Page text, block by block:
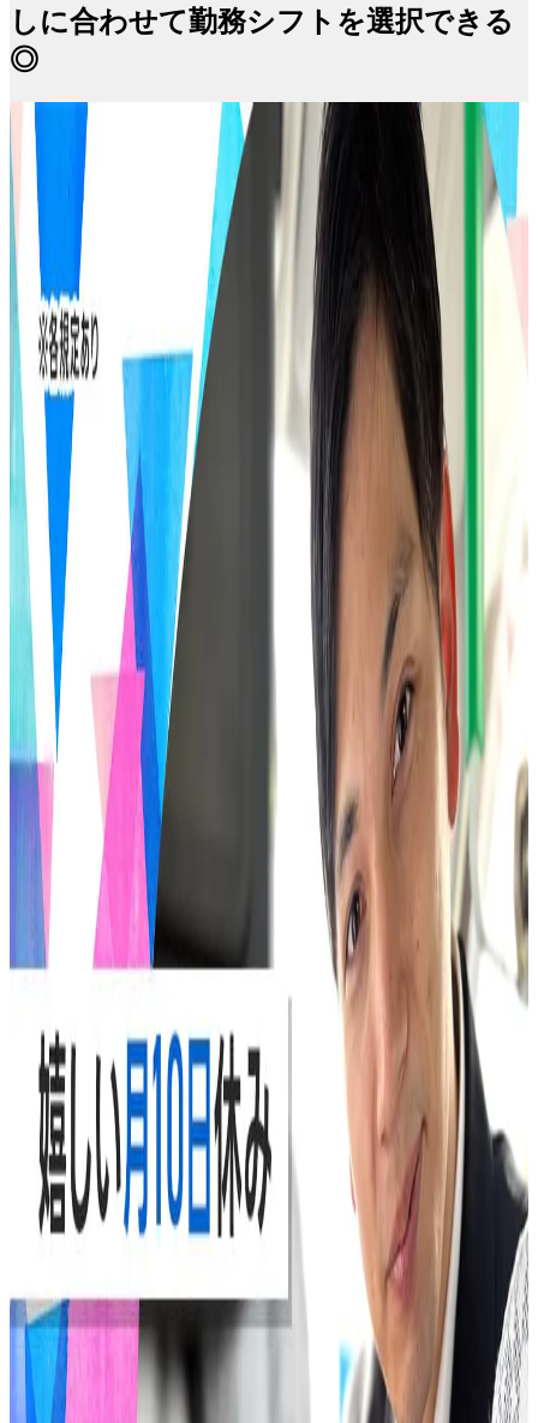
しに合わせて勤務シフトを選択できる
◎